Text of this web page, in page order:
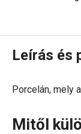
Leírás és
Porcelán, mely
Mitől